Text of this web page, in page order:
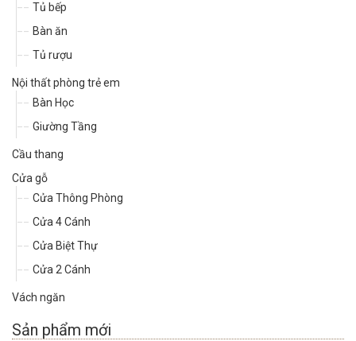
Tủ bếp
Bàn ăn
Tủ rượu
Nội thất phòng trẻ em
Bàn Học
Giường Tầng
Cầu thang
Cửa gỗ
Cửa Thông Phòng
Cửa 4 Cánh
Cửa Biệt Thự
Cửa 2 Cánh
Vách ngăn
Sản phẩm mới